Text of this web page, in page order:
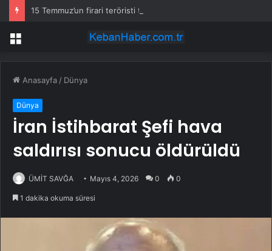
15 Temmuz’un firari teröristi tutuklandı!
Menü
Anasayfa / Dünya
Dünya
İran İstihbarat Şefi hava
saldırısı sonucu öldürüldü
ÜMİT SAVĞA Mayıs 4, 2026 0 0
1 dakika okuma süresi